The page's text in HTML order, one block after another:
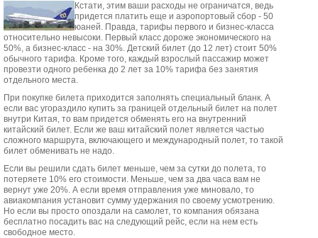
Кстати, этим ваши расходы не ограничатся, ведь
придется платить еще и аэропортовый сбор - 50
юаней. Правда, тарифы первого и бизнес-класса
относительно невысоки. Первый класс дороже экономического на
50%, а бизнес-класс - на 30%. Детский билет (до 12 лет) стоит 50%
обычного тарифа. Кроме того, каждый взрослый пассажир может
провезти одного ребенка до 2 лет за 10% тарифа без занятия
отдельного места.
При покупке билета приходится заполнять специальный бланк. А
если вас угораздило купить за границей отдельный билет на полет
внутри Китая, то вам придется обменять его на внутренний
китайский билет. Если же ваш китайский полет является частью
сложного маршрута, включающего и международный полет, то такой
билет обменивать не надо.
Если вы решили сдать билет меньше, чем за сутки до полета, то
потеряете 10% его стоимости. Меньше, чем за два часа вам не
вернут уже 20%. А если время отправления уже миновало, то
авиакомпания установит сумму удержания по своему усмотрению.
Но если вы просто опоздали на самолет, то компания обязана
бесплатно посадить вас на следующий рейс, если на нем есть
свободное место.